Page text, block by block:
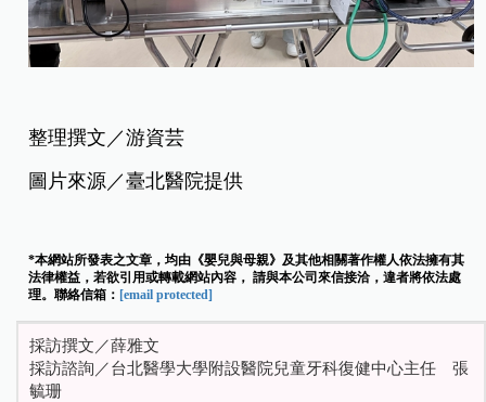
整理撰文／游資芸
圖片來源／臺北醫院提供
*本網站所發表之文章，均由《嬰兒與母親》及其他相關著作權人依法擁有其
法律權益，若欲引用或轉載網站內容， 請與本公司來信接洽，違者將依法處
理。聯絡信箱： [email protected]
採訪撰文／薛雅文
採訪諮詢／台北醫學大學附設醫院兒童牙科復健中心主任 張
毓珊